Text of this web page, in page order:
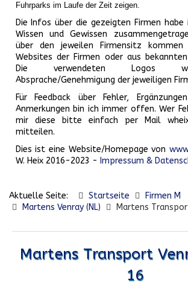
Fuhrparks im Laufe der Zeit zeigen.
Die Infos über die gezeigten Firmen habe
Wissen und Gewissen
über den jeweilen Firmensitz
Websites der Firmen oder aus bekannten
Die verwendeten Logos
Absprache/Genehmigung der jeweiligen
Für Feedback über Fehler,
Anmerkungen bin ich immer offen. Wer
mir diese bitte einfach per Mail
mitteilen.
Dies ist eine Website/Homepage von
W. Heix 2016-2023 - Impressum &
Aktuelle Seite: Startseite
Firmen M
Martens Venray (NL)
Martens
Martens Transport
16